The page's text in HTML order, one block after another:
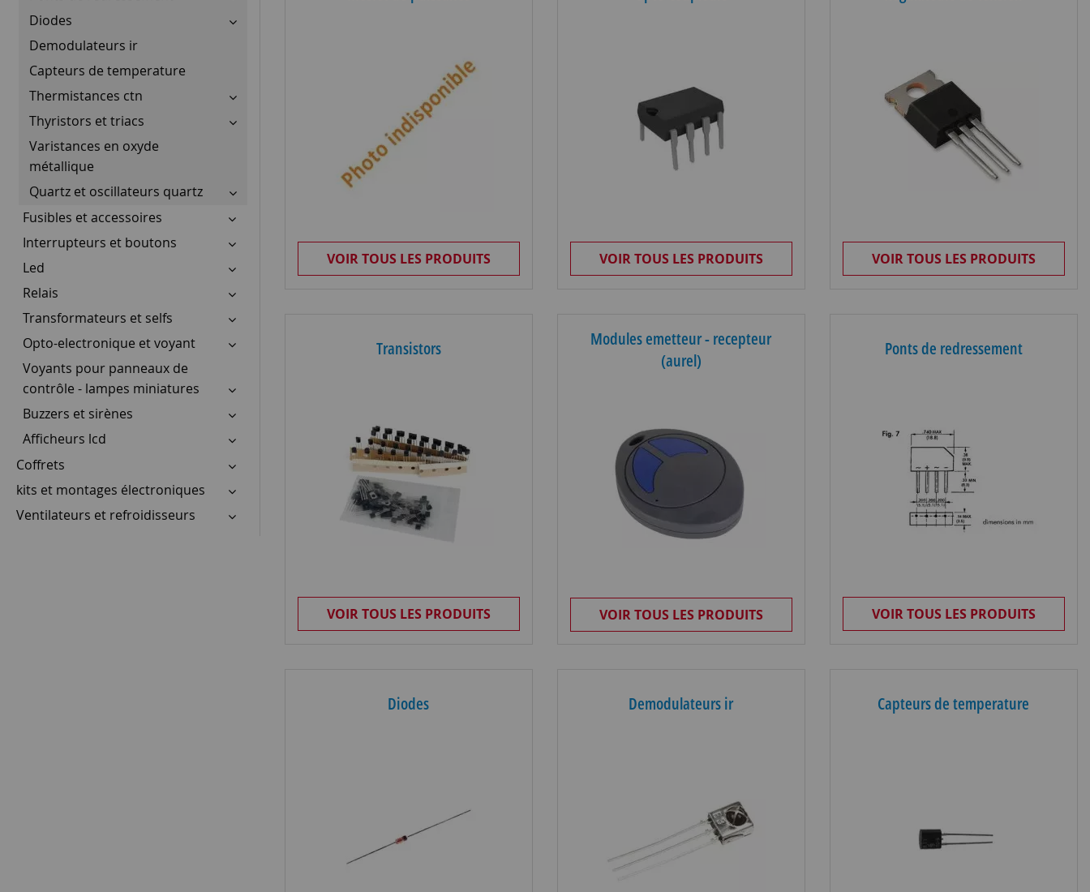
Diodes
Demodulateurs ir
Capteurs de temperature
Thermistances ctn
Thyristors et triacs
Varistances en oxyde
métallique
Quartz et oscillateurs quartz
Fusibles et accessoires
Interrupteurs et boutons
Led
Relais
Transformateurs et selfs
Opto-electronique et voyant
Voyants pour panneaux de
contrôle - lampes miniatures
Buzzers et sirènes
Afficheurs lcd
Coffrets
kits et montages électroniques
Ventilateurs et refroidisseurs
VOIR TOUS LES PRODUITS VOIR TOUS LES PRODUITS VOIR TOUS LES PRODUITS
Transistors
VOIR TOUS LES PRODUITS
Modules emetteur - recepteur
(aurel)
VOIR TOUS LES PRODUITS
Ponts de redressement
VOIR TOUS LES PRODUITS
Diodes Demodulateurs ir Capteurs de temperature